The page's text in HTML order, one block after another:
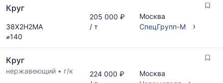
цена
по
данным
прайс-
за
последний
цен
металлопрокат
указанием
ГОСТ,
размеров
Круг
38Х2Н2МА
⌀140
205 000 ₽
/ т
Москва
СпецГрупп-М
›
Круг
нержавеющий • г/к
224 000 ₽
Москва